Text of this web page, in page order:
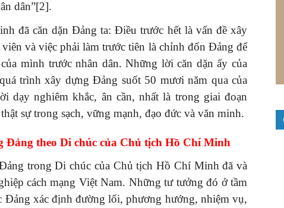
dân”[2].
đã căn dặn Đảng ta: Điều trước hết là vấn đề xây
và việc phải làm trước tiên là chỉnh đốn Đảng để
mình trước nhân dân. Những lời căn dặn ấy của
trình xây dựng Đảng suốt 50 mươi năm qua của
dạy nghiêm khắc, ân cần, nhất là trong giai đoạn
sự trong sạch, vững mạnh, đạo đức và văn minh.
Đảng theo Di chúc của Chủ tịch Hồ Chí Minh
trong Di chúc của Chủ tịch Hồ Chí Minh đã và
cách mạng Việt Nam. Những tư tưởng đó ở tầm
Đảng xác định đường lối, phương hướng, nhiệm vụ,